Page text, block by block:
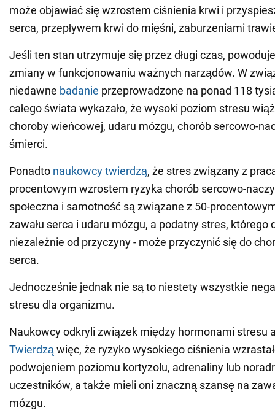
może objawiać się wzrostem ciśnienia krwi i
serca, przepływem krwi do mięśni, zaburzeniami
Jeśli ten stan utrzymuje się przez długi czas,
zmiany w funkcjonowaniu ważnych narządów. W
niedawne badanie przeprowadzone na ponad 118
całego świata wykazało, że wysoki poziom stresu
choroby wieńcowej, udaru mózgu, chorób sercowo-
śmierci.
Ponadto naukowcy twierdzą, że stres związany z
procentowym wzrostem ryzyka chorób sercowo-
społeczna i samotność są związane z 50-
zawału serca i udaru mózgu, a podatny stres, którego
niezależnie od przyczyny - może przyczynić się do
serca.
Jednocześnie jednak nie są to niestety wszystkie
stresu dla organizmu.
Naukowcy odkryli związek między hormonami stresu
Twierdząwięc, że ryzyko wysokiego ciśnienia
podwojeniem poziomu kortyzolu, adrenaliny lub
uczestników, a także mieli oni znaczną szansę na
mózgu.